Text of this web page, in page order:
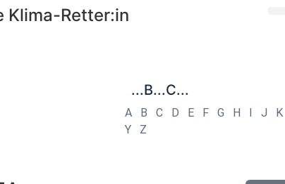
Klima-Retter:in
...B...C...
A B C D E F G H J K
Y
Z